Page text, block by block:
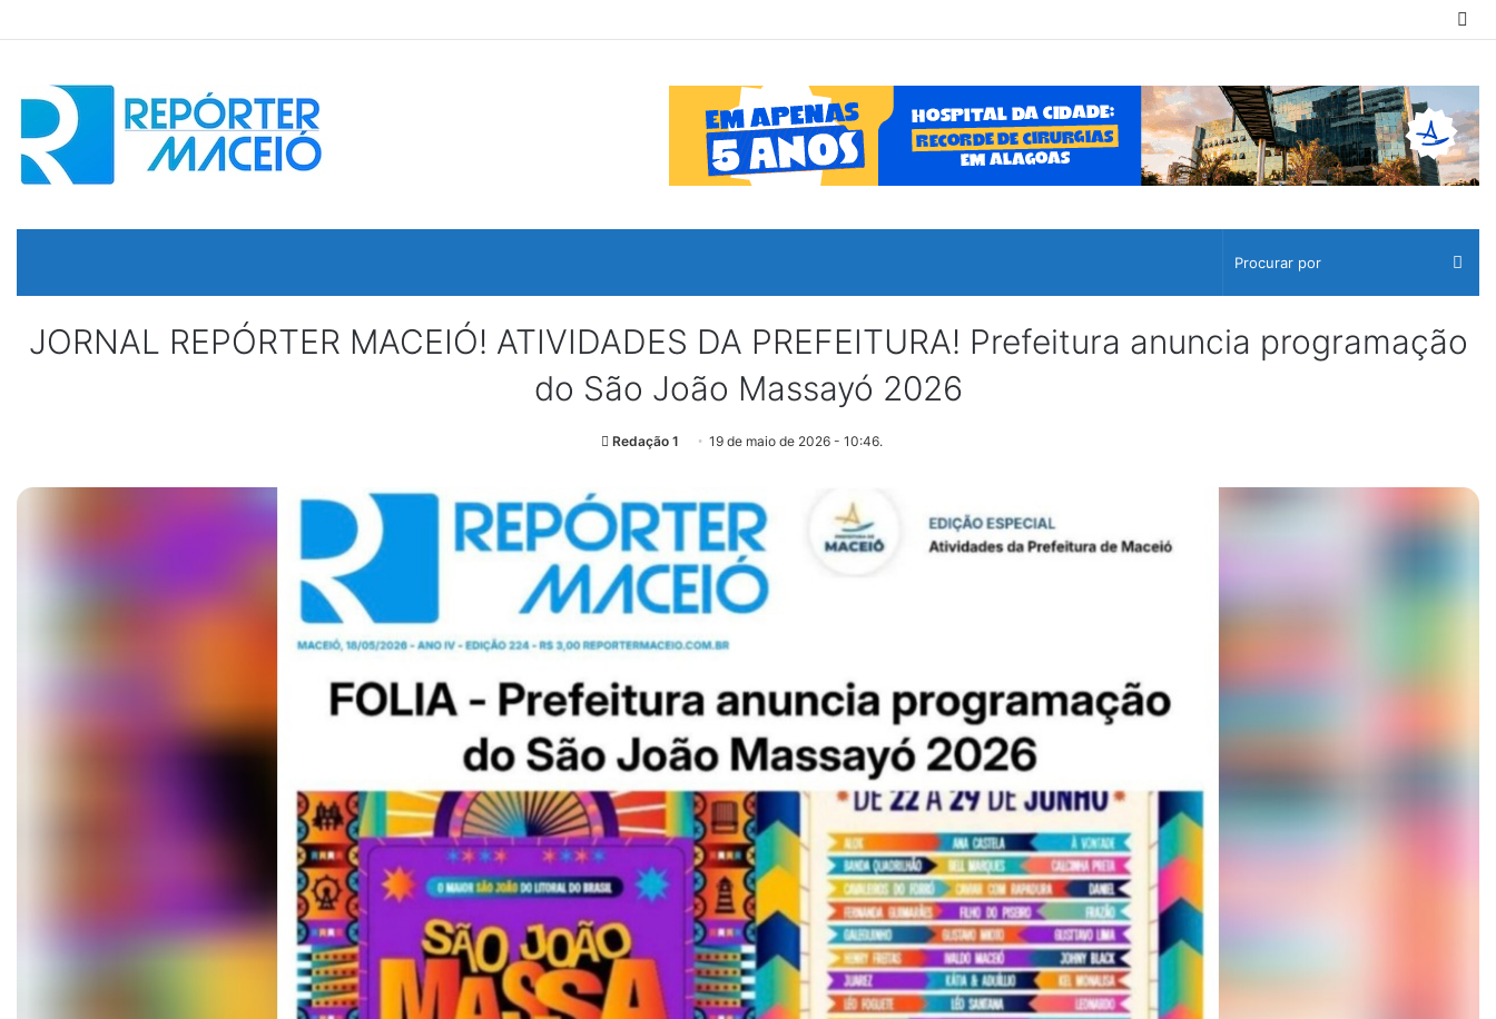
JORNAL REPÓRTER MACEIÓ! ATIVIDADES DA PREFEITURA! Prefeitura anuncia programação
do São João Massayó 2026
Redação 1 19 de maio de 2026 - 10:46.